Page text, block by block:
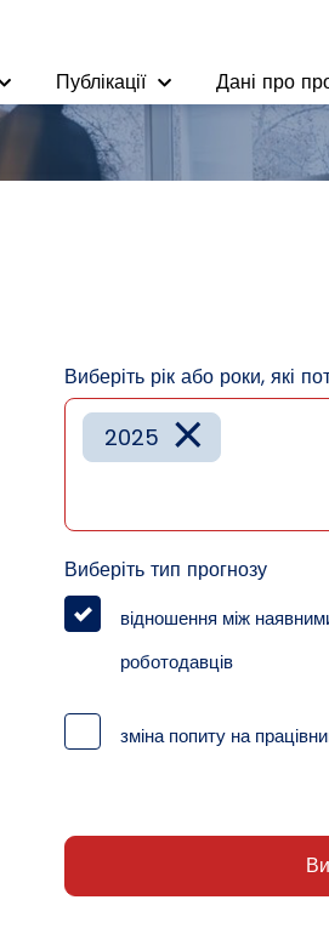
Публікації Дані про
Виберіть рік або роки, які
×
2025
Виберіть тип прогнозу
відношення між
роботодавців
зміна попиту на